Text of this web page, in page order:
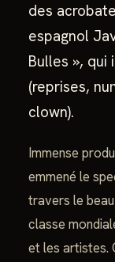
des
espagnol
Bulles »,
(reprises,
clown).
Immense
emmené le
travers le
classe
et les artistes.